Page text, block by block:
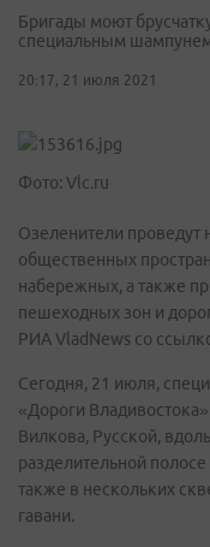
Бригады моют
специальным
20:17, 21 июля 2021
Фото: Vlc.ru
Озеленители проведут
общественных
набережных, а также
пешеходных зон и
РИА VladNews со
Сегодня, 21 июля,
«Дороги
Вилкова, Русской,
разделительной
также в нескольких
гавани.